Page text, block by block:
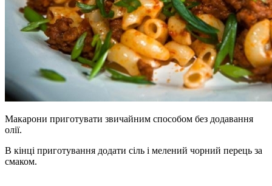
Макарони приготувати звичайним способом без додавання
олії.
В кінці приготування додати сіль і мелений чорний перець за
смаком.